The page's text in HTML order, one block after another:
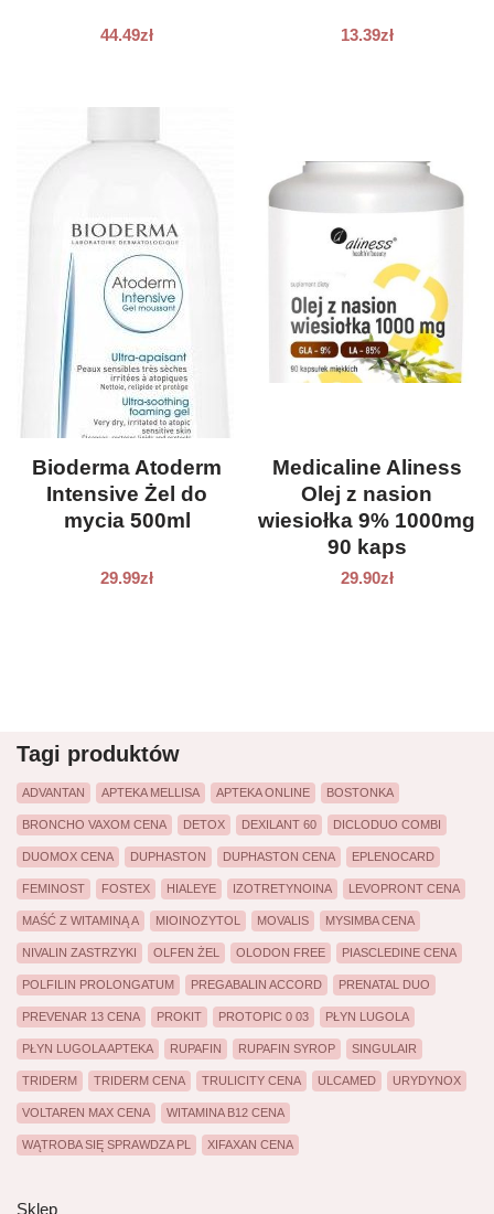
44.49zł 13.39zł
Bioderma Atoderm
Intensive Żel do
mycia 500ml
29.99zł
Medicaline Aliness
Olej z nasion
wiesiołka 9% 1000mg
90 kaps
29.90zł
Tagi produktów
ADVANTAN APTEKA MELLISA APTEKA ONLINE BOSTONKA
BRONCHO VAXOM CENA DETOX DEXILANT 60 DICLODUO COMBI
DUOMOX CENA DUPHASTON DUPHASTON CENA EPLENOCARD
FEMINOST FOSTEX HIALEYE IZOTRETYNOINA LEVOPRONT CENA
MAŚĆ Z WITAMINĄ A MIOINOZYTOL MOVALIS MYSIMBA CENA
NIVALIN ZASTRZYKI OLFEN ŻEL OLODON FREE PIASCLEDINE CENA
POLFILIN PROLONGATUM PREGABALIN ACCORD PRENATAL DUO
PREVENAR 13 CENA PROKIT PROTOPIC 0 03 PŁYN LUGOLA
PŁYN LUGOLA APTEKA RUPAFIN RUPAFIN SYROP SINGULAIR
TRIDERM TRIDERM CENA TRULICITY CENA ULCAMED URYDYNOX
VOLTAREN MAX CENA WITAMINA B12 CENA
WĄTROBA SIĘ SPRAWDZA PL XIFAXAN CENA
Sklep